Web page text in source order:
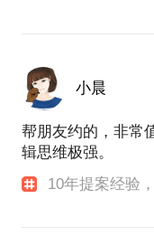
小晨
帮朋友约的，非常
辑思维极强。
10年提案经验